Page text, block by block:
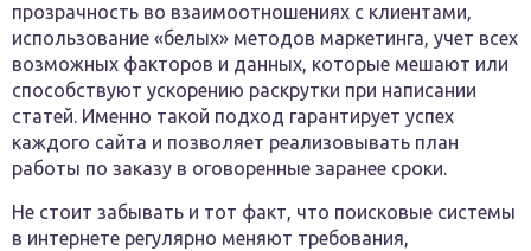
прозрачность во взаимоотношениях с клиентами,
использование «белых» методов маркетинга, учет всех
возможных факторов и данных, которые мешают или
способствуют ускорению раскрутки при написании
статей. Именно такой подход гарантирует успех
каждого сайта и позволяет реализовывать план
работы по заказу в оговоренные заранее сроки.
Не стоит забывать и тот факт, что поисковые системы
в интернете регулярно меняют требования,